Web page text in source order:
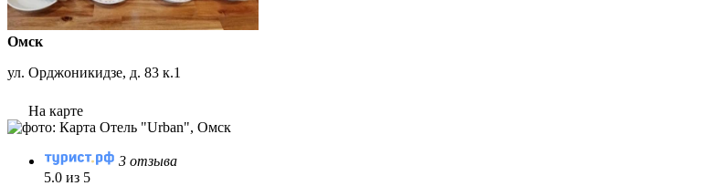
Омск
ул. Орджоникидзе, д. 83 к.1
На карте
3 отзыва
5.0 из 5